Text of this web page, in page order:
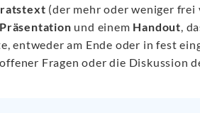
(der mehr oder weniger
Präsentation und einem Handout ,
entweder am Ende oder in fest
Fragen oder die Diskussion